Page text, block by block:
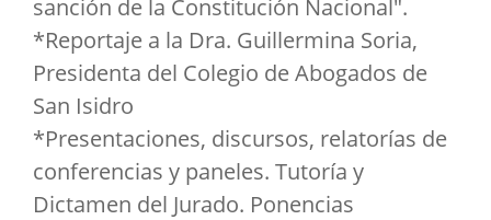
sanción de la Constitución Nacional".
*Reportaje a la Dra. Guillermina Soria,
Presidenta del Colegio de Abogados de
San Isidro
*Presentaciones, discursos, relatorías de
conferencias y paneles. Tutoría y
Dictamen del Jurado. Ponencias